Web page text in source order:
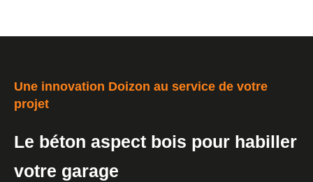
Une innovation Doizon au service de votre
projet
Le béton aspect bois pour habiller
votre garage